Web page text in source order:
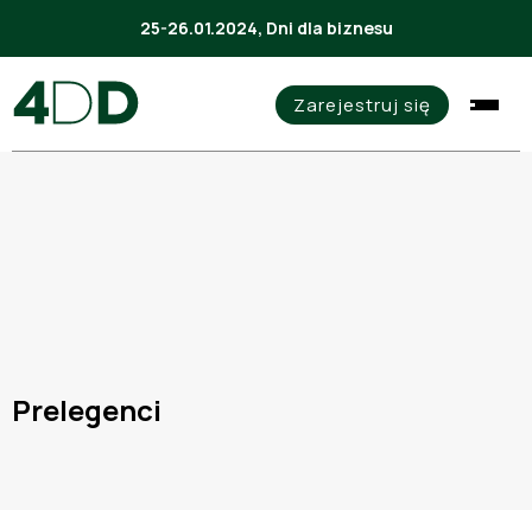
25-26.01.2024, Dni dla biznesu
Zarejestruj się
Prelegenci